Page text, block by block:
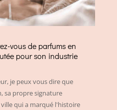
vous de parfums en
pour son industrie
je peux vous dire que
sa propre signature
qui a marqué l'histoire